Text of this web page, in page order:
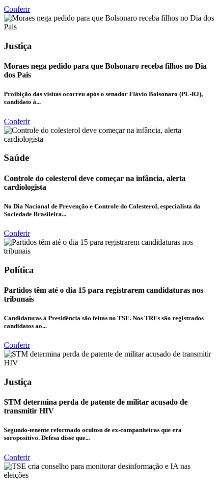
Conferir
Justiça
Moraes nega pedido para que Bolsonaro receba filhos no Dia
dos Pais
Proibição das visitas ocorreu após o senador Flávio Bolsonaro (PL-RJ),
candidato à...
Conferir
Saúde
Controle do colesterol deve começar na infância, alerta
cardiologista
No Dia Nacional de Prevenção e Controle do Colesterol, especialista da
Sociedade Brasileira...
Conferir
Política
Partidos têm até o dia 15 para registrarem candidaturas nos
tribunais
Candidaturas à Presidência são feitas no TSE. Nos TREs são registrados
candidatos ao...
Conferir
Justiça
STM determina perda de patente de militar acusado de
transmitir HIV
Segundo-tenente reformado ocultou de ex-companheiras que era
soropositivo. Defesa disse que...
Conferir